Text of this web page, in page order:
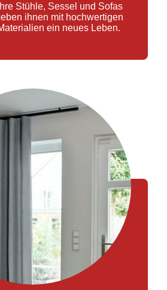
Stühle, Sessel und Sofas
ihnen mit hochwertigen
ein neues Leben.